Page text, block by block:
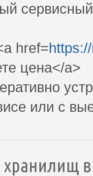
href=
цена</a>
или с
хранилищ